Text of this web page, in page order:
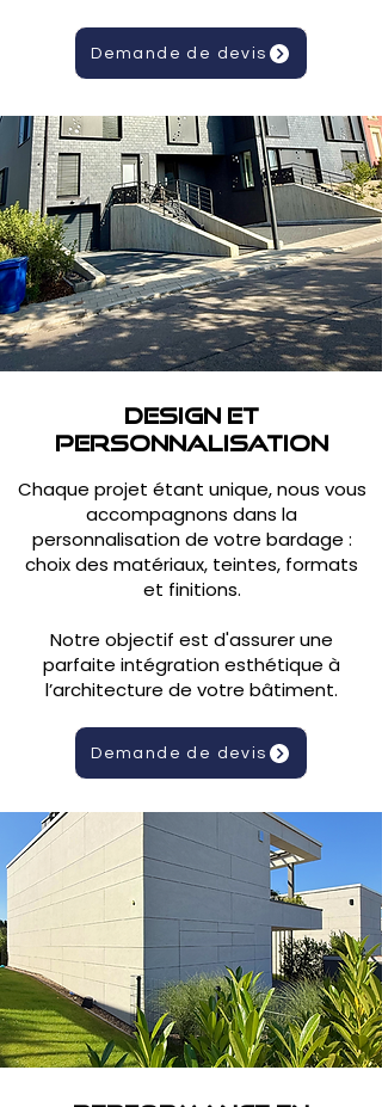
Demande de devis
Design et
personnalisation
Chaque projet étant unique, nous vous
accompagnons dans la
personnalisation de votre bardage :
choix des matériaux, teintes, formats
et finitions.
Notre objectif est d'assurer une
parfaite intégration esthétique à
l’architecture de votre bâtiment.
Demande de devis